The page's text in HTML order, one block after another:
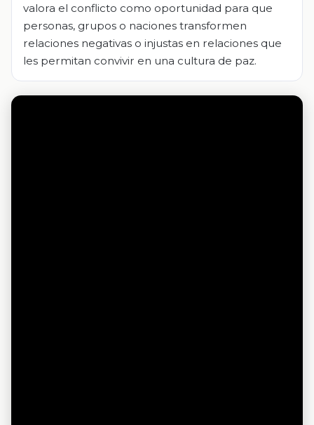
valora el conflicto como oportunidad para que
personas, grupos o naciones transformen
relaciones negativas o injustas en relaciones que
les permitan convivir en una cultura de paz.